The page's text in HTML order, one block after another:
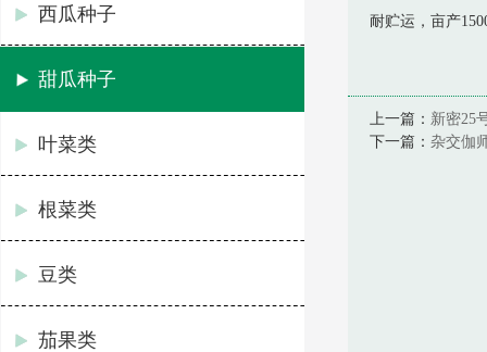
西瓜种子
甜瓜种子
叶菜类
根菜类
豆类
茄果类
耐贮运，亩产
上一篇： 新密25
下一篇： 杂交伽